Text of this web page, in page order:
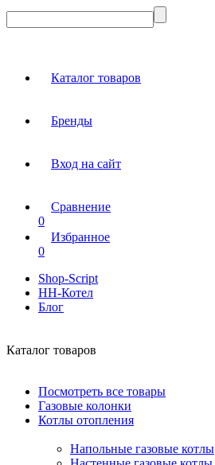
Каталог товаров
Бренды
Вход на сайт
Сравнение
0
Избранное
0
Shop-Script
НН-Котел
Блог
Каталог товаров
Посмотреть все товары
Газовые колонки
Котлы отопления
Напольные газовые котлы